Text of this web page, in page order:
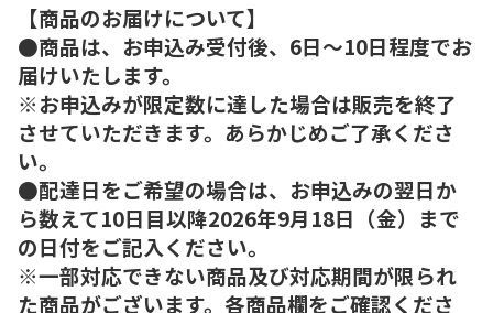
【商品のお届けについて】
●商品は、お申込み受付後、6日～10日程度でお
届けいたします。
※お申込みが限定数に達した場合は販売を終了
させていただきます。あらかじめご了承くださ
い。
●配達日をご希望の場合は、お申込みの翌日か
ら数えて10日目以降2026年9月18日（金）まで
の日付をご記入ください。
※一部対応できない商品及び対応期間が限られ
た商品がございます。各商品欄をご確認くださ